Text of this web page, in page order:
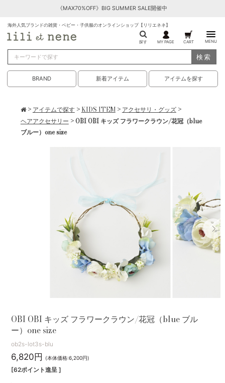
《MAX70%OFF》BIG SUMMER SALE開催中
海外人気ブランドの雑貨・ベビー・子供服のオンラインショップ【リリエネネ】
探す MY PAGE CART MENU
検索
BRAND 新着アイテム アイテムを探す
> アイテムで探す> KIDS ITEM> アクセサリ・グッズ>
ヘアアクセサリー > OBI OBI キッズ フラワークラウン/花冠（blue
ブルー）one size
OBI OBI キッズ フラワークラウン/花冠（blue ブル
ー）one size
ob2s-lot3s-blu
6,820円 (本体価格:6,200円)
[62ポイント進呈 ]